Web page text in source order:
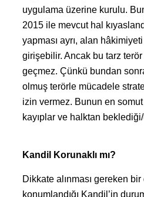
uygulama üzerine kurulu.
2015 ile mevcut hal
yapması ayrı, alan
girişebilir. Ancak bu tarz
geçmez. Çünkü bundan
olmuş terörle mücadele
izin vermez. Bunun en
kayıplar ve halktan
Kandil Korunaklı mı?
Dikkate alınması gereken
konumlandığı Kandil’in